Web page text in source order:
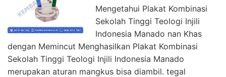
Mengetahui Plakat Kombinasi
Sekolah Tinggi Teologi Injili
Indonesia Manado nan Khas
dengan Memincut Menghasilkan Plakat Kombinasi
Sekolah Tinggi Teologi Injili Indonesia Manado
merupakan aturan mangkus bisa diambil. tegal